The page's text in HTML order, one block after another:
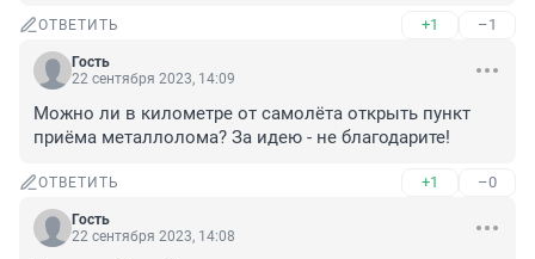
ОТВЕТИТЬ +1 –1
Гость
22 сентября 2023, 14:09
Можно ли в километре от самолёта открыть пункт
приёма металлолома? За идею - не благодарите!
ОТВЕТИТЬ +1 –0
Гость
22 сентября 2023, 14:08